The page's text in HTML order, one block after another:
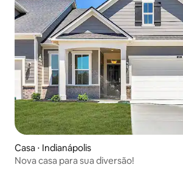
Casa ⋅ Indianápolis
Nova casa para sua diversão!